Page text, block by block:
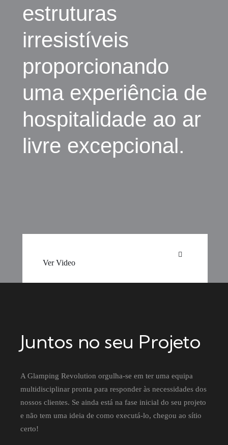
estruturas
irresistíveis
proporcionando
uma experiência de
hospitalidade ao ar
livre excepcional.
Ver Video
Juntos no seu Projeto
A Glamping Revolution orgulha-se em ter uma equipa
multidisciplinar pronta para responder às necessidades dos
nossos clientes. Se ainda está na fase inicial do seu projeto
e não tem uma ideia de como executá-lo, chegou ao sítio
certo!